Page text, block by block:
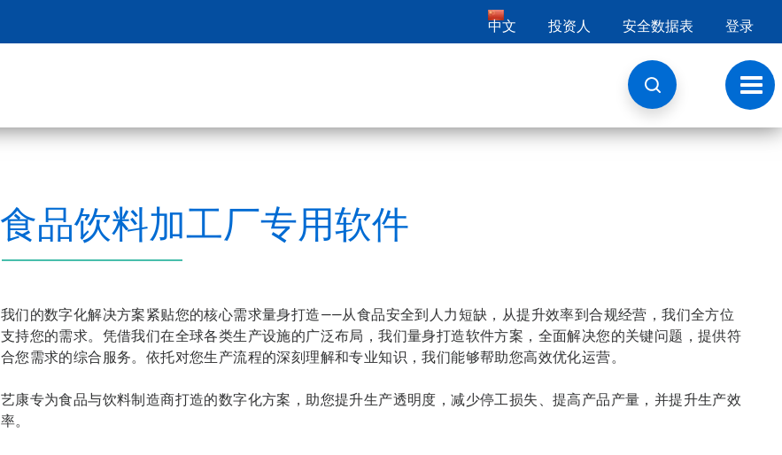
中文 投资人 安全数据表 登录
切
换
导
航
食品饮料加工厂专用软件
我们的数字化解决方案紧贴您的核心需求量身打造——从食品安全到人力短缺，从提升效率到合规经营，我们全方位
支持您的需求。凭借我们在全球各类生产设施的广泛布局，我们量身打造软件方案，全面解决您的关键问题，提供符
合您需求的综合服务。依托对您生产流程的深刻理解和专业知识，我们能够帮助您高效优化运营。
艺康专为食品与饮料制造商打造的数字化方案，助您提升生产透明度，减少停工损失、提高产品产量，并提升生产效
率。